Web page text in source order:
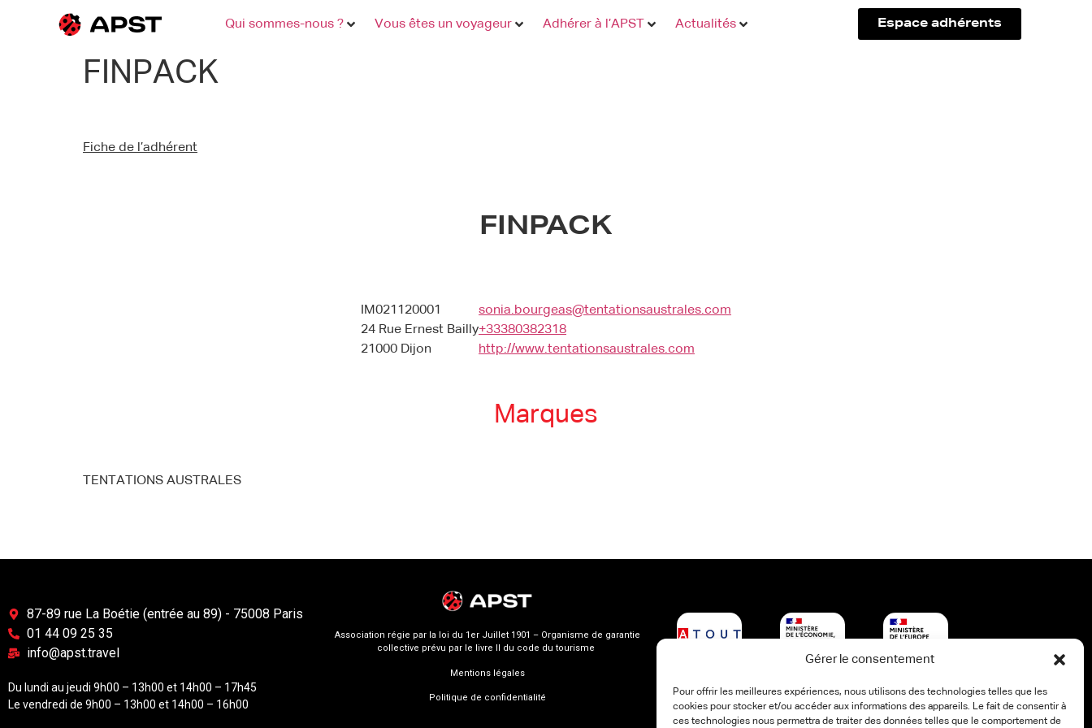
Gérer le consentement
Pour offrir les meilleures expériences, nous utilisons des technologies telles que les
cookies pour stocker et/ou accéder aux informations des appareils. Le fait de consentir à
ces technologies nous permettra de traiter des données telles que le comportement de
Qui sommes-nous ? Vous êtes un voyageur Adhérer à l’APST Actualités Espace adhérents
FINPACK
Fiche de l’adhérent
FINPACK
IM021120001
24 Rue Ernest Bailly
21000 Dijon
sonia.bourgeas@tentationsaustrales.com
+33380382318
http://www.tentationsaustrales.com
Marques
TENTATIONS AUSTRALES
87-89 rue La Boétie (entrée au 89) - 75008 Paris
01 44 09 25 35
info@apst.travel
Du lundi au jeudi 9h00 – 13h00 et 14h00 – 17h45
Le vendredi de 9h00 – 13h00 et 14h00 – 16h00
Association régie par la loi du 1er Juillet 1901 – Organisme de garantie
collective prévu par le livre II du code du tourisme
Mentions légales
Politique de confidentialité